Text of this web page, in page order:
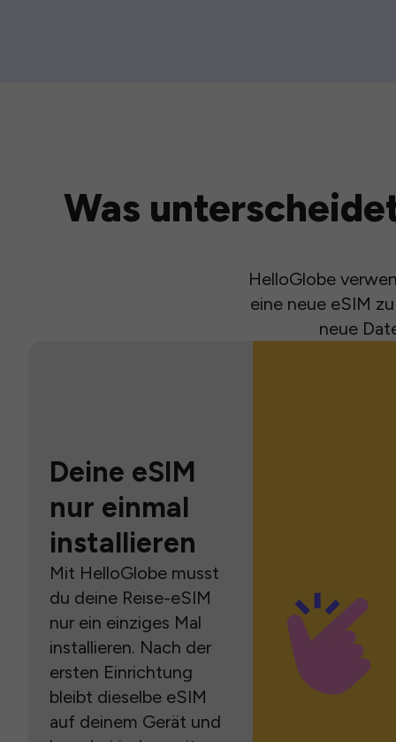
Was
HelloGlobe
eine neue eSIM
neue
Deine eSIM
nur einmal
installieren
Mit HelloGlobe musst
du deine Reise-eSIM
nur ein einziges Mal
installieren. Nach der
ersten Einrichtung
bleibt dieselbe eSIM
auf deinem Gerät und